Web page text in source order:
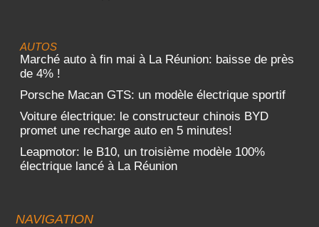
AUTOS
Marché auto à fin mai à La Réunion: baisse de près
de 4% !
Porsche Macan GTS: un modèle électrique sportif
Voiture électrique: le constructeur chinois BYD
promet une recharge auto en 5 minutes!
Leapmotor: le B10, un troisième modèle 100%
électrique lancé à La Réunion
NAVIGATION